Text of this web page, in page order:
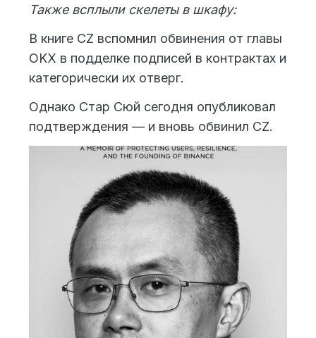
Также всплыли скелеты в шкафу:
В книге CZ вспомнил обвинения от главы
OKX в подделке подписей в контрактах и
категорически их отверг.
Однако Стар Сюй сегодня опубликовал
подтверждения — и вновь обвинил CZ.